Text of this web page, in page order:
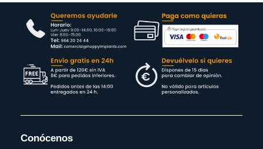
Conócenos